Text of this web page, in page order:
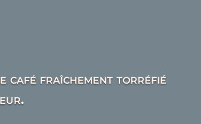
café fraîchement torréfié